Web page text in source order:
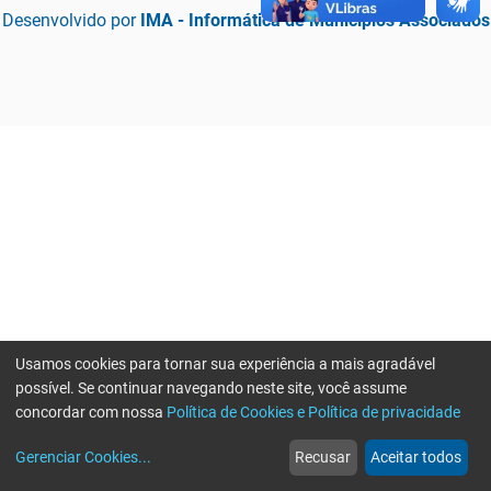
Desenvolvido por IMA - Informática de Municípios Associados
web
Notícias
more_horiz
Mais
Usamos cookies para tornar sua experiência a mais agradável
possível. Se continuar navegando neste site, você assume
concordar com nossa Política de Cookies e Política de privacidade
Gerenciar Cookies... Recusar Aceitar todos
Erro ao enviar informações, por favor tente novamente